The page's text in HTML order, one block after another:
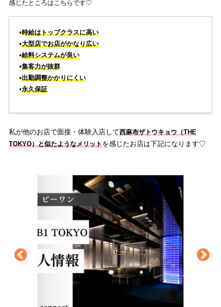
感じたところはこちらです♡
▪️時給はトップクラスに高い
▪️大型店でお店がかなり広い
▪️給料システムが良い
▪️集客力が抜群
▪️出勤調整かかりにくい
▪️永久保証
私が他のお店で面接・体験入店して西麻布ザトウキョウ（THE
TOKYO）と似たようなメリットを感じたお店は下記になります♡